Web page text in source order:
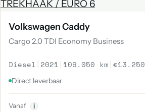
Volkswagen Caddy
Cargo 2.0 TDI Economy Business
Diesel | 2021 | 109.050 km |€13.250
Direct leverbaar
Vanaf i